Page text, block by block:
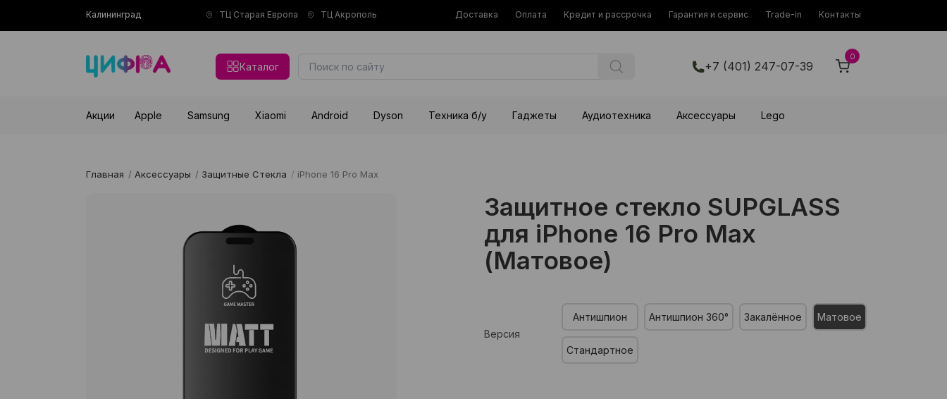
Калининград ТЦ Старая Европа ТЦ Акрополь Доставка Оплата Кредит и рассрочка Гарантия и сервис Trade-in Контакты
Каталог +7 (401) 247-07-39
0
Акции Apple Samsung Xiaomi Android Dyson Техника б/у Гаджеты Аудиотехника Аксессуары Lego
Главная / Аксессуары / Защитные Стекла / iPhone 16 Pro Max
Защитное стекло SUPGLASS
для iPhone 16 Pro Max
(Матовое)
Версия
Антишпион Антишпион 360° Закалённое Матовое
Стандартное